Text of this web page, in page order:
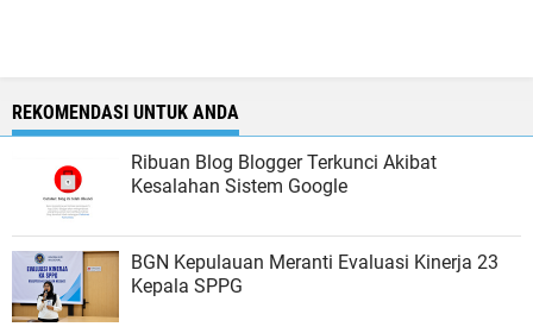
REKOMENDASI UNTUK ANDA
Ribuan Blog Blogger Terkunci Akibat
Kesalahan Sistem Google
BGN Kepulauan Meranti Evaluasi Kinerja 23
Kepala SPPG